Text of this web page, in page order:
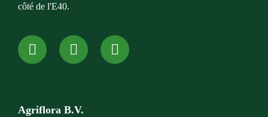
côté de l'E40.
Agriflora B.V.